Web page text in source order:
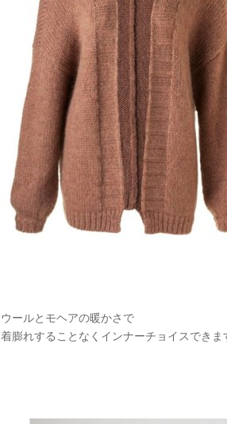
ウールとモヘアの暖かさで
着膨れすることなくインナーチョイスできま